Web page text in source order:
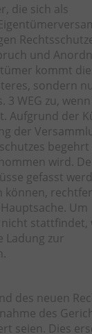
die sich als
und
kommt
sondern
3 WEG zu,
Aufgrund der
der
wird.
gefasst
können,
Um
stattfindet,
Ladung zur
des neuen
des
seien. Dies